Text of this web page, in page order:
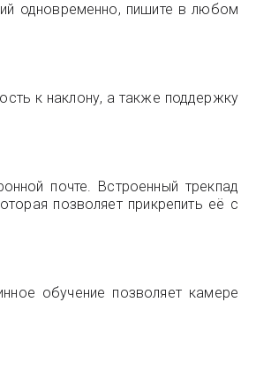
одновременно, пишите в любом
к наклону, а также поддержку
почте. Встроенный трекпад
позволяет прикрепить её с
обучение позволяет камере